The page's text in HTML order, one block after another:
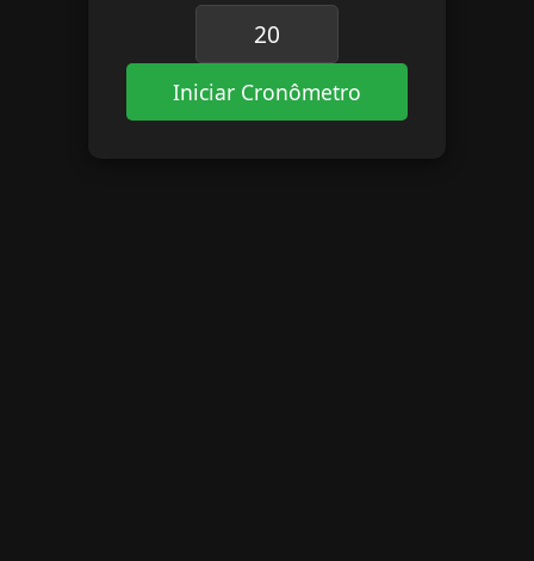
Iniciar Cronômetro